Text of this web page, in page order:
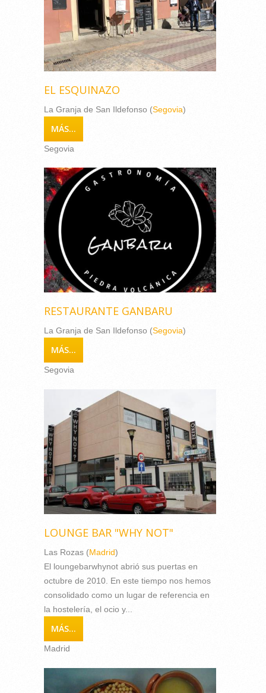
EL ESQUINAZO
La Granja de San Ildefonso (Segovia)
MÁS...
Segovia
RESTAURANTE GANBARU
La Granja de San Ildefonso (Segovia)
MÁS...
Segovia
LOUNGE BAR "WHY NOT"
Las Rozas (Madrid)
El loungebarwhynot abrió sus puertas en
octubre de 2010. En este tiempo nos hemos
consolidado como un lugar de referencia en
la hostelería, el ocio y...
MÁS...
Madrid